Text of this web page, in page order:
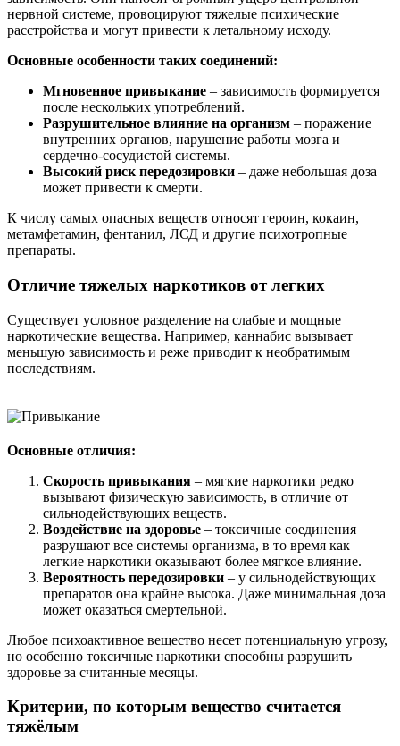
нервной системе, провоцируют тяжелые психические
расстройства и могут привести к летальному исходу.
Основные особенности таких соединений:
Мгновенное привыкание – зависимость формируется
после нескольких употреблений.
Разрушительное влияние на организм – поражение
внутренних органов, нарушение работы мозга и
сердечно-сосудистой системы.
Высокий риск передозировки – даже небольшая доза
может привести к смерти.
К числу самых опасных веществ относят героин, кокаин,
метамфетамин, фентанил, ЛСД и другие психотропные
препараты.
Отличие тяжелых наркотиков от легких
Существует условное разделение на слабые и мощные
наркотические вещества. Например, каннабис вызывает
меньшую зависимость и реже приводит к необратимым
последствиям.
Основные отличия:
Скорость привыкания – мягкие наркотики редко
вызывают физическую зависимость, в отличие от
сильнодействующих веществ.
Воздействие на здоровье – токсичные соединения
разрушают все системы организма, в то время как
легкие наркотики оказывают более мягкое влияние.
Вероятность передозировки – у сильнодействующих
препаратов она крайне высока. Даже минимальная доза
может оказаться смертельной.
Любое психоактивное вещество несет потенциальную угрозу,
но особенно токсичные наркотики способны разрушить
здоровье за считанные месяцы.
Критерии, по которым вещество считается
тяжёлым